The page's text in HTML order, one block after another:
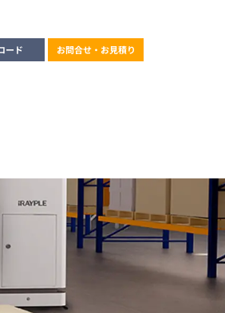
エンベデッドソリューション
Vision Station
ード お問合せ・お見積り